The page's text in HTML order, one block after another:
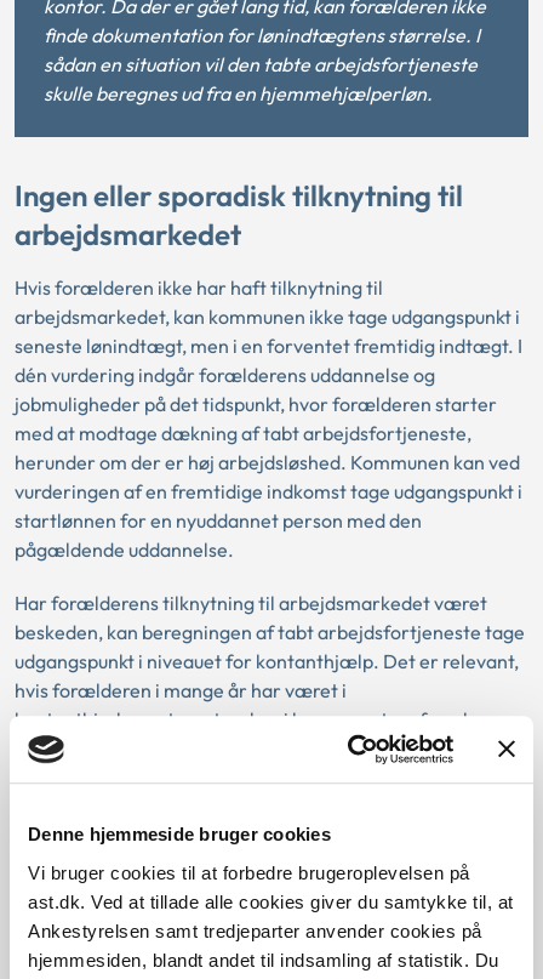
Denne hjemmeside bruger cookies
Vi bruger cookies til at forbedre brugeroplevelsen på
ast.dk. Ved at tillade alle cookies giver du samtykke til, at
Ankestyrelsen samt tredjeparter anvender cookies på
hjemmesiden, blandt andet til indsamling af statistik. Du
kontor. Da der er gået lang tid, kan forælderen ikke
finde dokumentation for lønindtægtens størrelse. I
sådan en situation vil den tabte arbejdsfortjeneste
skulle beregnes ud fra en hjemmehjælperløn.
Ingen eller sporadisk tilknytning til
arbejdsmarkedet
Hvis forælderen ikke har haft tilknytning til
arbejdsmarkedet, kan kommunen ikke tage udgangspunkt i
seneste lønindtægt, men i en forventet fremtidig indtægt. I
dén vurdering indgår forælderens uddannelse og
jobmuligheder på det tidspunkt, hvor forælderen starter
med at modtage dækning af tabt arbejdsfortjeneste,
herunder om der er høj arbejdsløshed. Kommunen kan ved
vurderingen af en fremtidige indkomst tage udgangspunkt i
startlønnen for en nyuddannet person med den
pågældende uddannelse.
Har forælderens tilknytning til arbejdsmarkedet været
beskeden, kan beregningen af tabt arbejdsfortjeneste tage
udgangspunkt i niveauet for kontanthjælp. Det er relevant,
hvis forælderen i mange år har været i
kontanthjælpssystemet og kun i begrænset omfang har
været i beskæftigelse.
10.
Eksempel: